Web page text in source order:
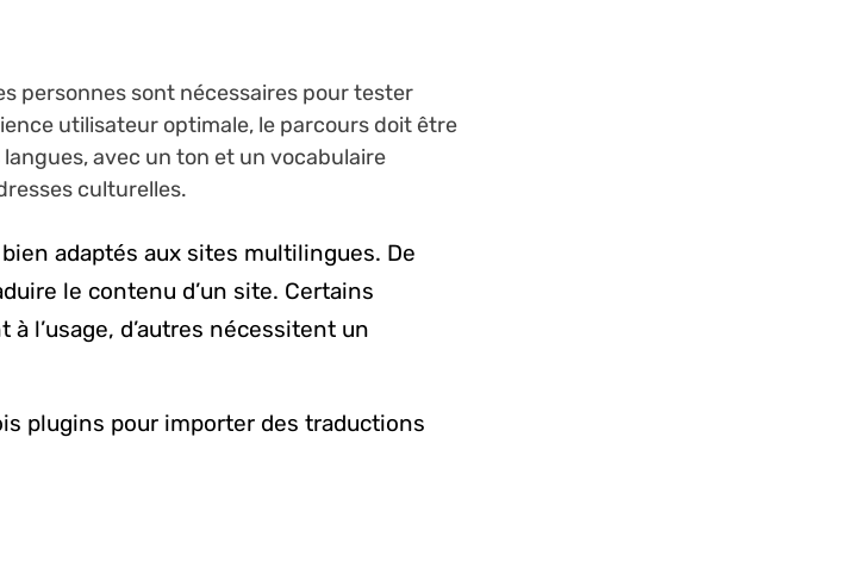
personnes sont nécessaires pour tester
utilisateur optimale, le parcours doit être
avec un ton et un vocabulaire
culturelles.
adaptés aux sites multilingues. De
le contenu d’un site. Certains
l’usage, d’autres nécessitent un
plugins pour importer des traductions